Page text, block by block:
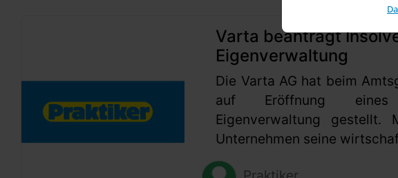
Varta beantragt
Eigenverwaltung
Die Varta AG hat beim
auf Eröffnung eines
Eigenverwaltung
Unternehmen seine